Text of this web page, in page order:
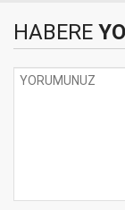
HABERE